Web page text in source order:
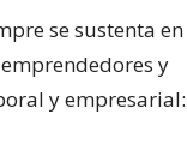
se sustenta en
y
y empresarial: